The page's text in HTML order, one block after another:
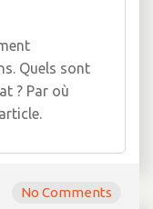
Quels sont
? Par où
No Comments